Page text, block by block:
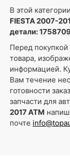
В этой
FIESTA 2007-
детали:
Перед покупкой
товара,
информацией.
Вам течение
готовности
запчасти для
2017 ATM
почте